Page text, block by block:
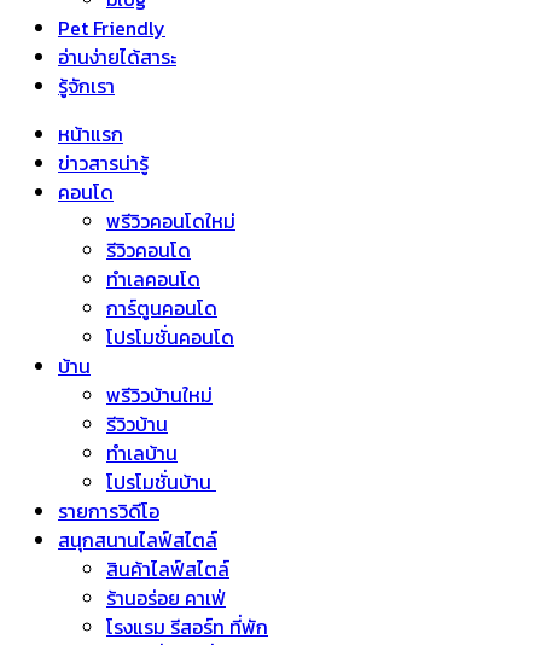
Pet Friendly
อ่านง่ายได้สาระ
รู้จักเรา
หน้าแรก
ข่าวสารน่ารู้
คอนโด
พรีวิวคอนโดใหม่
รีวิวคอนโด
ทำเลคอนโด
การ์ตูนคอนโด
โปรโมชั่นคอนโด
บ้าน
พรีวิวบ้านใหม่
รีวิวบ้าน
ทำเลบ้าน
โปรโมชั่นบ้าน
รายการวิดีโอ
สนุกสนานไลฟ์สไตล์
สินค้าไลฟ์สไตล์
ร้านอร่อย คาเฟ่
โรงแรม รีสอร์ท ที่พัก